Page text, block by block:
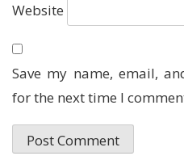
Website
Save my name, email,
for the next time I